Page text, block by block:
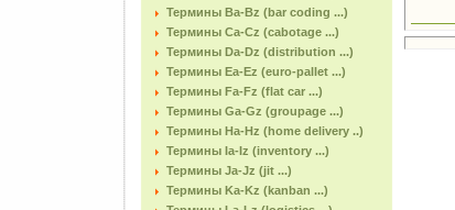
Термины Ba-Bz (bar coding ...)
Термины Ca-Cz (cabotage ...)
Термины Da-Dz (distribution ...)
Термины Ea-Ez (euro-pallet ...)
Термины Fa-Fz (flat car ...)
Термины Ga-Gz (groupage ...)
Термины Ha-Hz (home delivery ..)
Термины Ia-Iz (inventory ...)
Термины Ja-Jz (jit ...)
Термины Ka-Kz (kanban ...)